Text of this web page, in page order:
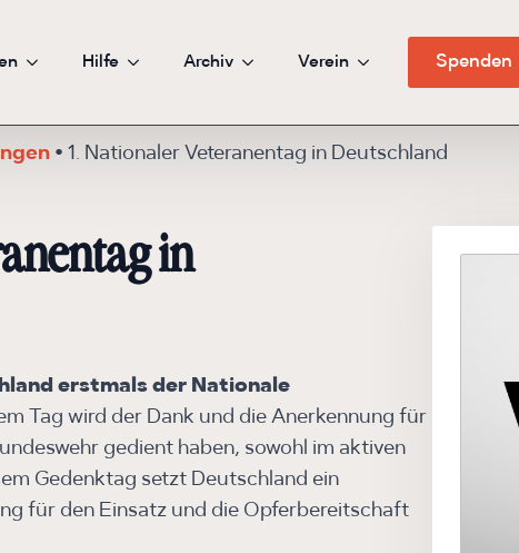
Hilfe Archiv Verein Spenden
• 1. Nationaler Veteranentag in Deutschland
in
erstmals der Nationale
Tag wird der Dank und die Anerkennung für
gedient haben, sowohl im aktiven
Gedenktag setzt Deutschland ein
für den Einsatz und die Opferbereitschaft